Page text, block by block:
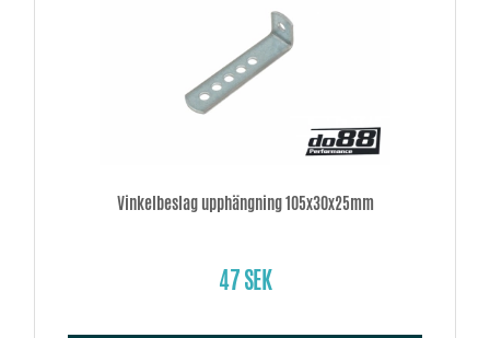
Vinkelbeslag upphängning 105x30x25mm
47 SEK